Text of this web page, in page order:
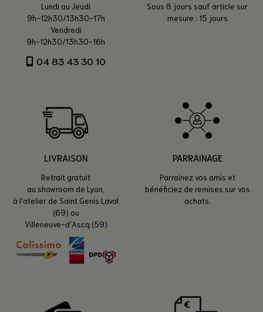
Lundi au Jeudi
9h-12h30/13h30-17h
Vendredi
9h-12h30/13h30-16h
04 83 43 30 10
Sous 8 jours sauf article sur
mesure : 15 jours
LIVRAISON
Retrait gratuit
au showroom de Lyon,
à l'atelier de Saint Genis Laval
(69) ou
Villeneuve-d'Ascq (59)
PARRAINAGE
Parrainez vos amis et
bénéficiez de remises sur vos
achats.